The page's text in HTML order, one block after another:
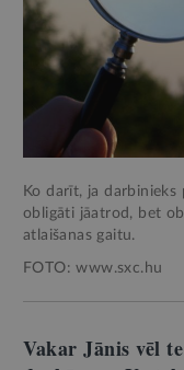
Ko darīt, ja darbinieks
obligāti jāatrod, bet
atlaišanas gaitu.
FOTO: www.sxc.hu
Vakar Jānis vēl